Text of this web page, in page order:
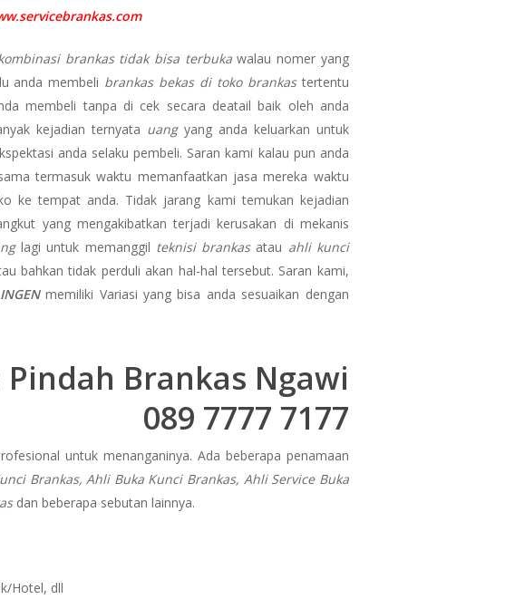
brankas tidak bisa terbukawalau nomer yang
anda membeli brankas bekas di toko brankastertentu
membeli tanpa di cek secara deatail baik oleh anda
kejadian ternyata uangyang anda keluarkan untuk
anda selaku pembeli. Saran kami kalau pun anda
termasuk waktu memanfaatkan jasa mereka waktu
ke tempat anda. Tidak jarang kami temukan kejadian
yang mengakibatkan terjadi kerusakan di mekanis
lagi untuk memanggil teknisi brankasatau ahli kunci
bahkan tidak perduli akan hal-hal tersebut. Saran kami,
memiliki Variasi yang bisa anda sesuaikan dengan
Brankas Ngawi
089 7777 7177
untuk menanganinya. Ada beberapa penamaan
Brankas, Ahli Buka Kunci Brankas, Ahli Service Buka
dan beberapa sebutan lainnya.
Hotel, dll